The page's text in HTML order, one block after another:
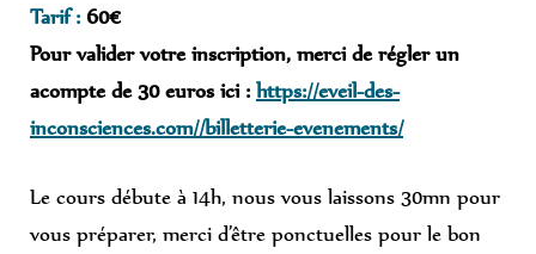
Tarif : 60€
Pour valider votre inscription, merci de régler un
acompte de 30 euros ici : https://eveil-des-
inconsciences.com//billetterie-evenements/
Le cours débute à 14h, nous vous laissons 30mn pour
vous préparer, merci d’être ponctuelles pour le bon